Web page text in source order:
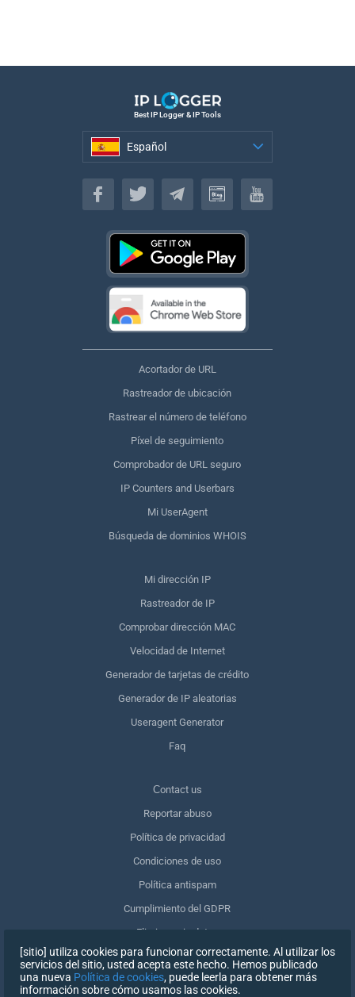
Best IP Logger & IP Tools
Español
Español
Acortador de URL
Rastreador de ubicación
Rastrear el número de teléfono
Píxel de seguimiento
Comprobador de URL seguro
IP Counters and Userbars
Mi UserAgent
Búsqueda de dominios WHOIS
Mi dirección IP
Rastreador de IP
Comprobar dirección MAC
Velocidad de Internet
Generador de tarjetas de crédito
Generador de IP aleatorias
Useragent Generator
Faq
Сontact us
Reportar abuso
Política de privacidad
Condiciones de uso
Política antispam
Cumplimiento del GDPR
Eliminar mis datos
Retirar el consentimiento
[sitio] utiliza cookies para funcionar correctamente. Al utilizar los
servicios del sitio, usted acepta este hecho. Hemos publicado
una nueva Política de cookies, puede leerla para obtener más
información sobre cómo usamos las cookies.